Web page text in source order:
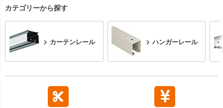
カテゴリーから探す
カーテンレール ハンガーレール